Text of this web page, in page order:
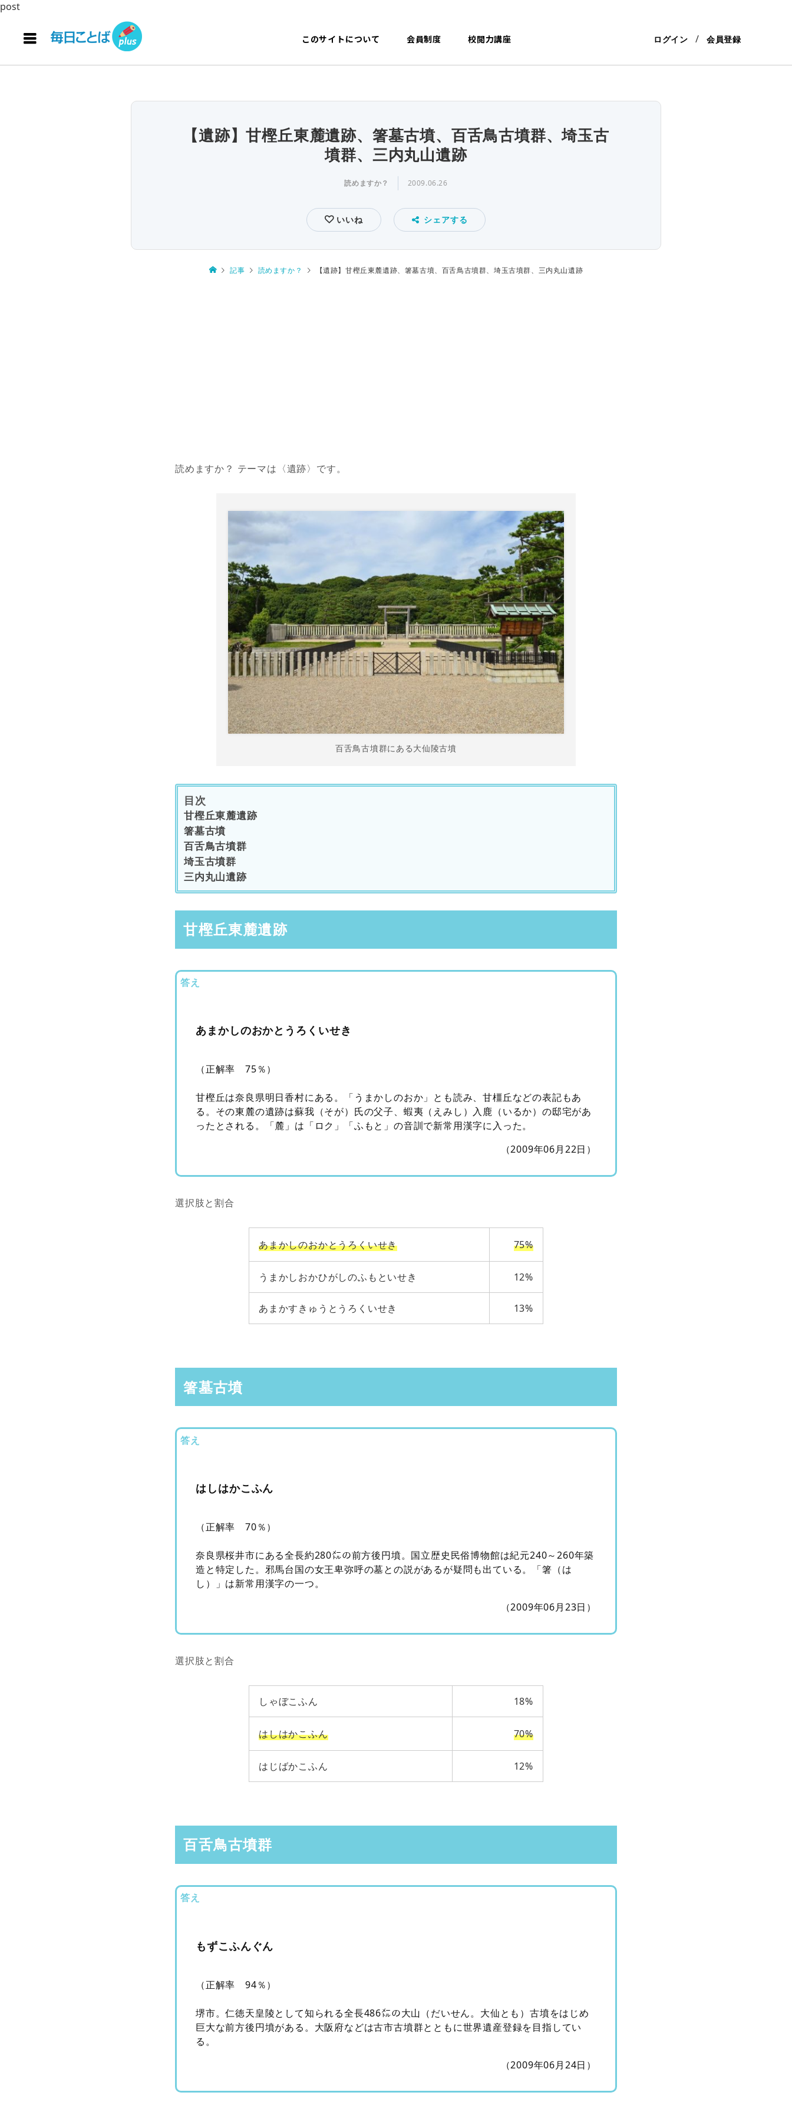
post
このサイトについて 会員制度 校閲力講座 ログイン 会員登録
【遺跡】甘樫丘東麓遺跡、箸墓古墳、百舌鳥古墳群、埼玉古
墳群、三内丸山遺跡
読めますか？ 2009.06.26
いいね シェアする
記事 読めますか？ 【遺跡】甘樫丘東麓遺跡、箸墓古墳、百舌鳥古墳群、埼玉古墳群、三内丸山遺跡
読めますか？ テーマは〈遺跡〉です。
百舌鳥古墳群にある大仙陵古墳
目次
甘樫丘東麓遺跡
箸墓古墳
百舌鳥古墳群
埼玉古墳群
三内丸山遺跡
甘樫丘東麓遺跡
答え
あまかしのおかとうろくいせき
（正解率 75％）
甘樫丘は奈良県明日香村にある。「うまかしのおか」とも読み、甘橿丘などの表記もあ
る。その東麓の遺跡は蘇我（そが）氏の父子、蝦夷（えみし）入鹿（いるか）の邸宅があ
ったとされる。「麓」は「ロク」「ふもと」の音訓で新常用漢字に入った。
（2009年06月22日）
選択肢と割合
あまかしのおかとうろくいせき 75%
うまかしおかひがしのふもといせき 12%
あまかすきゅうとうろくいせき 13%
箸墓古墳
答え
はしはかこふん
（正解率 70％）
奈良県桜井市にある全長約280㍍の前方後円墳。国立歴史民俗博物館は紀元240～260年築
造と特定した。邪馬台国の女王卑弥呼の墓との説があるが疑問も出ている。「箸（は
し）」は新常用漢字の一つ。
（2009年06月23日）
選択肢と割合
しゃぼこふん 18%
はしはかこふん 70%
はじばかこふん 12%
百舌鳥古墳群
答え
もずこふんぐん
（正解率 94％）
堺市。仁徳天皇陵として知られる全長486㍍の大山（だいせん。大仙とも）古墳をはじめ
巨大な前方後円墳がある。大阪府などは古市古墳群とともに世界遺産登録を目指してい
る。
（2009年06月24日）